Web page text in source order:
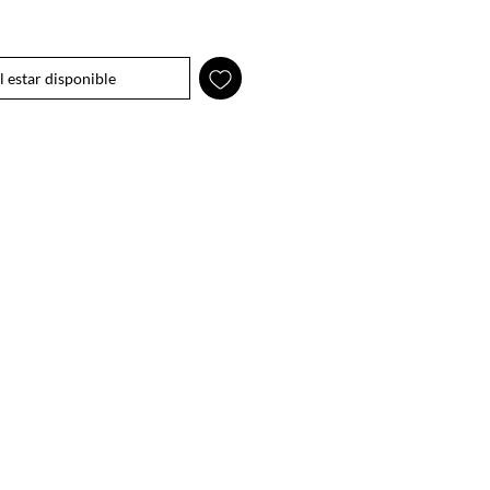
estar disponible